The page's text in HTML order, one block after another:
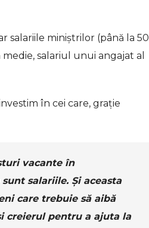
salariile miniștrilor (până la 50
salariul unui angajat al
în cei care, grație
vacante în
salariile. Și aceasta
care trebuie să aibă
creierul pentru a ajuta la